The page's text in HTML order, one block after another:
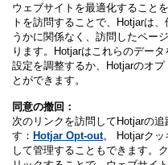
ウェブサイトを最適化すること
トを訪問することで、Hotjarは
うかに関係なく、訪問したペー
ります。Hotjarはこれらのデー
設定を調整するか、Hotjarのオ
とができます。
同意の撤回：
次のリンクを訪問してHotjarの
す： Hotjar Opt-out。 Hotjarクッ
して管理することもできます。